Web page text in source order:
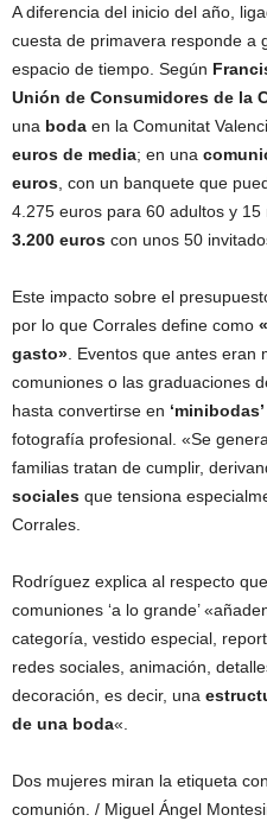
A diferencia del inicio del año,
cuesta de primavera responde a
espacio de tiempo. Según
Unión de Consumidores de la
una boda en la Comunitat
euros de media; en una
euros , con un banquete que
4.275 euros para 60 adultos y 15
3.200 euros con unos 50
Este impacto sobre el
por lo que Corrales define como
gasto» . Eventos que antes
comuniones o las graduaciones
hasta convertirse en ‘minibodas’
fotografía profesional. «Se
familias tratan de cumplir,
sociales que tensiona
Corrales.
Rodríguez explica al respecto
comuniones ‘a lo grande’
categoría, vestido especial,
redes sociales, animación,
decoración, es decir, una
de una boda«.
Dos mujeres miran la etiqueta
comunión. / Miguel Ángel